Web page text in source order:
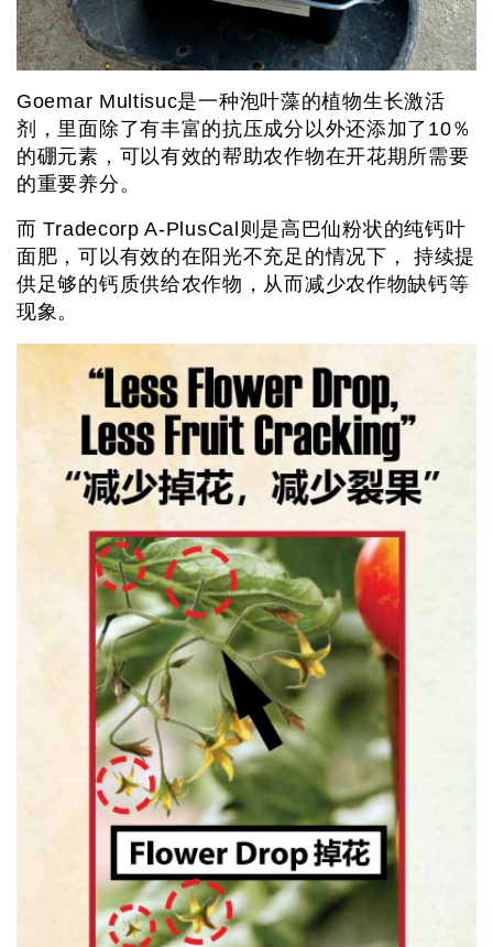
Goemar Multisuc是一种泡叶藻的植物生长激活
剂，里面除了有丰富的抗压成分以外还添加了10％
的硼元素，可以有效的帮助农作物在开花期所需要
的重要养分。
而 Tradecorp A-PlusCal则是高巴仙粉状的纯钙叶
面肥，可以有效的在阳光不充足的情况下， 持续提
供足够的钙质供给农作物，从而减少农作物缺钙等
现象。